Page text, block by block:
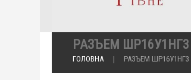
РАЗЪЕМ
ГОЛОВНА РАЗЪЕМ